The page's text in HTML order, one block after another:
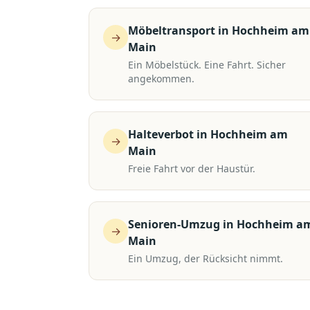
→ Möbeltransport in Hochheim am
Main
Ein Möbelstück. Eine Fahrt. Sicher
angekommen.
→ Halteverbot in Hochheim am
Main
Freie Fahrt vor der Haustür.
→ Senioren-Umzug in Hochheim
Main
Ein Umzug, der Rücksicht nimmt.